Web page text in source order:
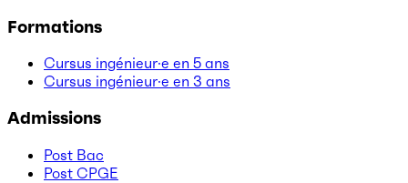
Formations
Cursus ingénieur·e en 5 ans
Cursus ingénieur·e en 3 ans
Admissions
Post Bac
Post CPGE